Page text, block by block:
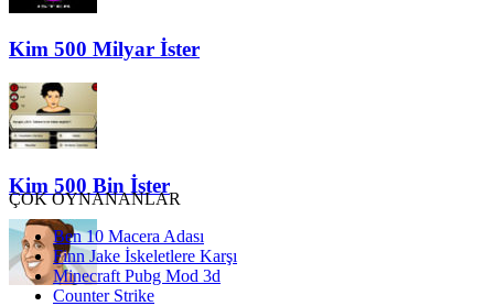
Kim 500 Milyar İster
Kim 500 Bin İster
ÇOK OYNANANLAR
Ben 10 Macera Adası
Finn Jake İskeletlere Karşı
Minecraft Pubg Mod 3d
Counter Strike